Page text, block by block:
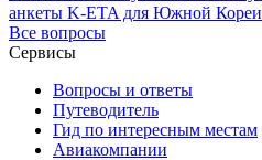
анкеты K-ETA для Южной
Все вопросы
Сервисы
Вопросы и ответы
Путеводитель
Гид по интересным местам
Авиакомпании